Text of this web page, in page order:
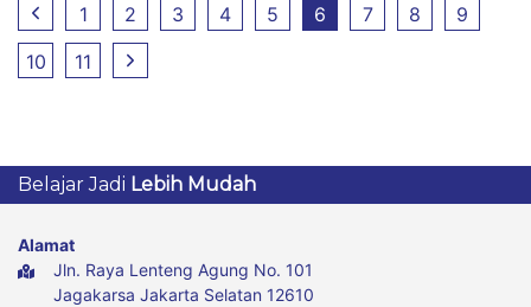
1 2 3 4 5 6 7 8
9
10
11
Belajar Jadi Lebih Mudah
Alamat
Jln. Raya Lenteng Agung No. 101
Jagakarsa Jakarta Selatan 12610